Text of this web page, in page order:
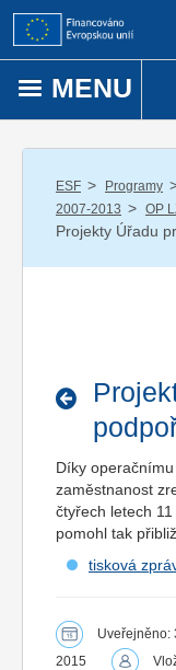
Přejít k obsahu
MENU
ESF / Programy /
2007-2013 / OP
Projekty Úřadu
Díky
zaměstnanost
čtyřech letech
pomohl tak
tisková
Uveřejněno:
2015